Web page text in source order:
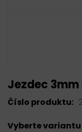
Jezdec
Číslo produktu:
Vyberte